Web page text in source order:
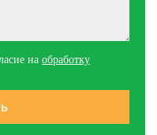
на обработку